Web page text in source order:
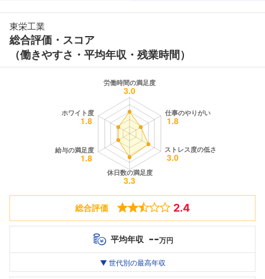
東栄工業
総合評価・スコア
（働きやすさ・平均年収・残業時間）
総合評価 2.4
平均年収 --万円
最高年収
20代
--万
30代
--万
--万
▼ 世代別の最高年収